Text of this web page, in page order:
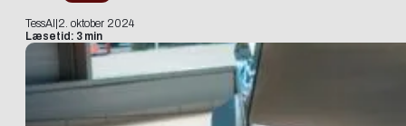
TessAI 2. oktober 2024
Læsetid: 3 min